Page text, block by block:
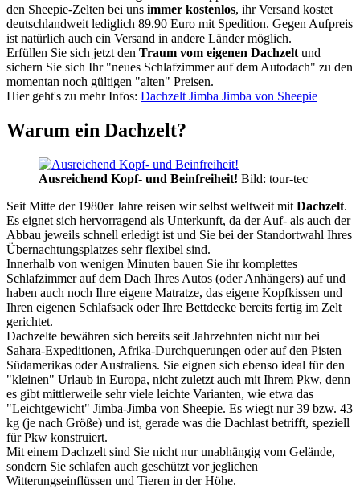
den Sheepie-Zelten bei uns immer kostenlos, ihr Versand kostet
deutschlandweit lediglich 89.90 Euro mit Spedition. Gegen Aufpreis
ist natürlich auch ein Versand in andere Länder möglich.
Erfüllen Sie sich jetzt den Traum vom eigenen Dachzelt und
sichern Sie sich Ihr "neues Schlafzimmer auf dem Autodach" zu den
momentan noch gültigen "alten" Preisen.
Hier geht's zu mehr Infos: Dachzelt Jimba Jimba von Sheepie
Warum ein Dachzelt?
Ausreichend Kopf- und Beinfreiheit! Bild: tour-tec
Seit Mitte der 1980er Jahre reisen wir selbst weltweit mit Dachzelt.
Es eignet sich hervorragend als Unterkunft, da der Auf- als auch der
Abbau jeweils schnell erledigt ist und Sie bei der Standortwahl Ihres
Übernachtungsplatzes sehr flexibel sind.
Innerhalb von wenigen Minuten bauen Sie ihr komplettes
Schlafzimmer auf dem Dach Ihres Autos (oder Anhängers) auf und
haben auch noch Ihre eigene Matratze, das eigene Kopfkissen und
Ihren eigenen Schlafsack oder Ihre Bettdecke bereits fertig im Zelt
gerichtet.
Dachzelte bewähren sich bereits seit Jahrzehnten nicht nur bei
Sahara-Expeditionen, Afrika-Durchquerungen oder auf den Pisten
Südamerikas oder Australiens. Sie eignen sich ebenso ideal für den
"kleinen" Urlaub in Europa, nicht zuletzt auch mit Ihrem Pkw, denn
es gibt mittlerweile sehr viele leichte Varianten, wie etwa das
"Leichtgewicht" Jimba-Jimba von Sheepie. Es wiegt nur 39 bzw. 43
kg (je nach Größe) und ist, gerade was die Dachlast betrifft, speziell
für Pkw konstruiert.
Mit einem Dachzelt sind Sie nicht nur unabhängig vom Gelände,
sondern Sie schlafen auch geschützt vor jeglichen
Witterungseinflüssen und Tieren in der Höhe.